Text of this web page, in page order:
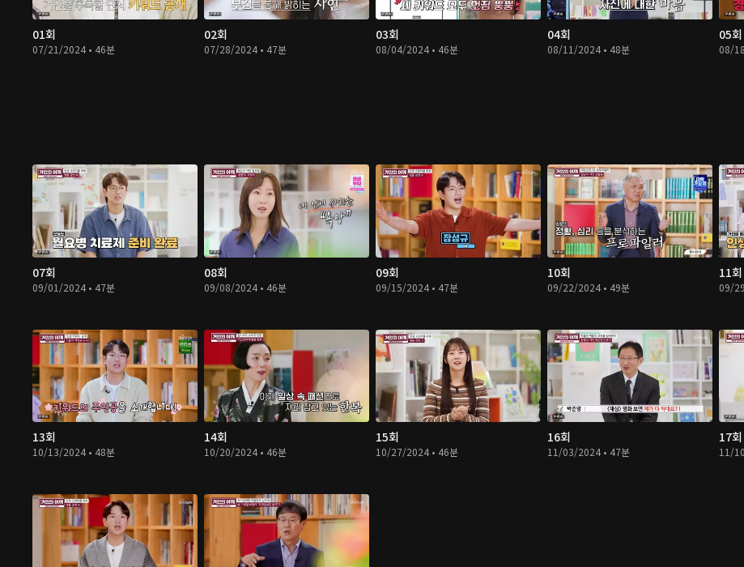
01회
07/21/2024 • 46분
02회
07/28/2024 • 47분
03회
08/04/2024 • 46분
04회
08/11/2024 • 48분
05회
08/
07회
09/01/2024 • 47분
08회
09/08/2024 • 46분
09회
09/15/2024 • 47분
10회
09/22/2024 • 49분
11회
09/
13회
10/13/2024 • 48분
14회
10/20/2024 • 46분
15회
10/27/2024 • 46분
16회
11/03/2024 • 47분
17회
11/